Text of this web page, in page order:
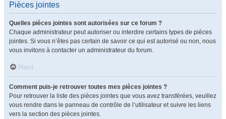
Pièces jointes
Quelles pièces jointes sont autorisées sur ce forum ?
Chaque administrateur peut autoriser ou interdire certains types de pièces
jointes. Si vous n’êtes pas certain de savoir ce qui est autorisé ou non, nous
vous invitons à contacter un administrateur du forum.
Haut
Comment puis-je retrouver toutes mes pièces jointes ?
Pour retrouver la liste des pièces jointes que vous avez transférées, veuillez
vous rendre dans le panneau de contrôle de l’utilisateur et suivre les liens
vers la section des pièces jointes.